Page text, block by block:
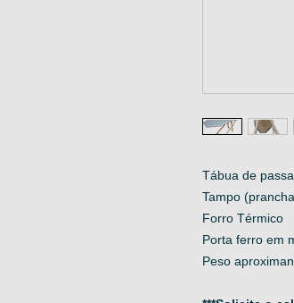
Tábua de
Tampo
Forro Térmico
Porta ferro em
Peso